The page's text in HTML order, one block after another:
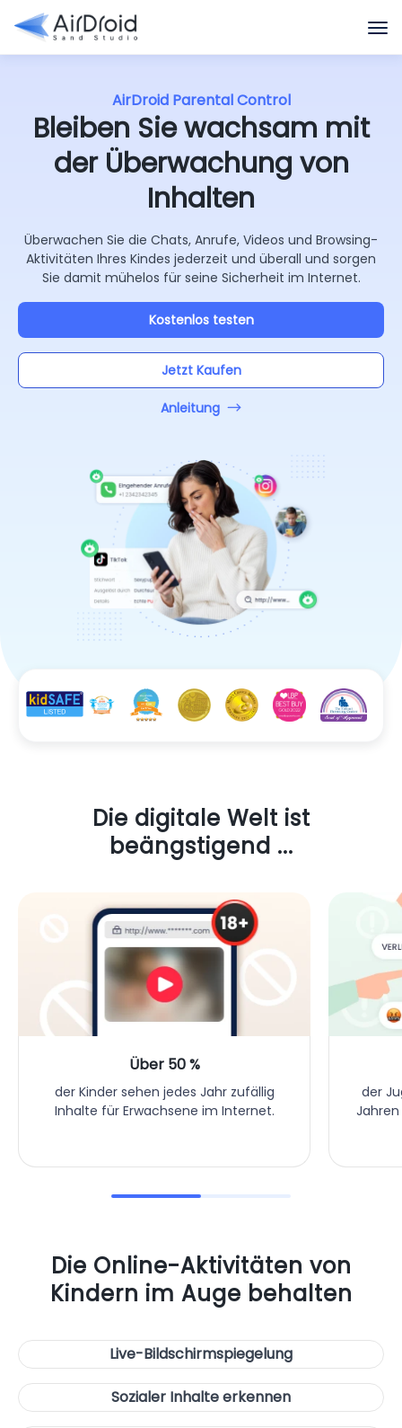
AirDroid Parental Control
Bleiben Sie wachsam mit
der Überwachung von
Inhalten
Überwachen Sie die Chats, Anrufe, Videos und Browsing-
Aktivitäten Ihres Kindes jederzeit und überall und sorgen
Sie damit mühelos für seine Sicherheit im Internet.
Kostenlos testen
Jetzt Kaufen
Anleitung
Die digitale Welt ist
beängstigend ...
Über 50 %
der Kinder sehen jedes Jahr zufällig
Inhalte für Erwachsene im Internet.
der
Die Online-Aktivitäten von
Kindern im Auge behalten
Live-Bildschirmspiegelung
Sozialer Inhalte erkennen